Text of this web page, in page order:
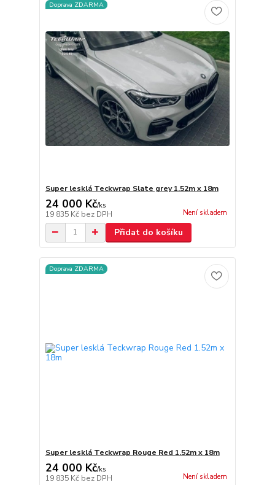
Doprava ZDARMA
Super lesklá Teckwrap Slate grey 1.52m x 18m
24 000 Kč/ks
19 835 Kč bez DPH Není skladem
Přidat do košíku
Doprava ZDARMA
Super lesklá Teckwrap Rouge Red 1.52m x 18m
24 000 Kč/ks
19 835 Kč bez DPH Není skladem